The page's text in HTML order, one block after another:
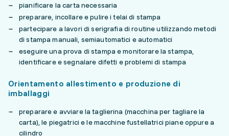
pianificare la carta necessaria
preparare, incollare e pulire i telai di stampa
partecipare a lavori di serigrafia di routine utilizzando metodi
di stampa manuali, semiautomatici e automatici
eseguire una prova di stampa e monitorare la stampa,
identificare e segnalare difetti e problemi di stampa
Orientamento allestimento e produzione di
imballaggi
preparare e avviare la taglierina (macchina per tagliare la
carta), le piegatrici e le macchine fustellatrici piane oppure a
cilindro